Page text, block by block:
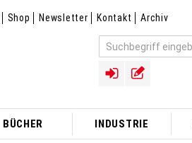
Shop Newsletter Kontakt Archiv
BÜCHER INDUSTRIE